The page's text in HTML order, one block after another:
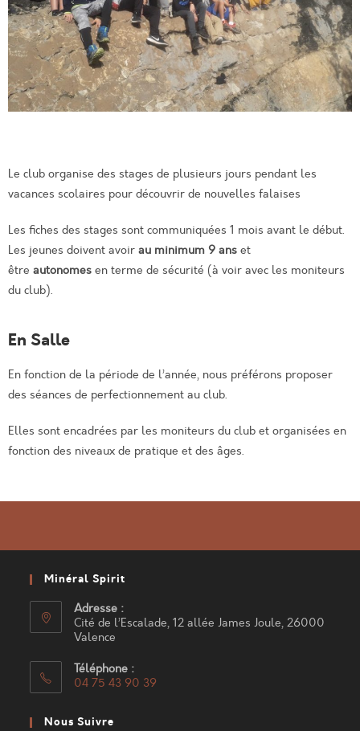
Le club organise des stages de plusieurs jours pendant les
vacances scolaires pour découvrir de nouvelles falaises
Les fiches des stages sont communiquées 1 mois avant le début.
Les jeunes doivent avoir au minimum 9 ans et
être autonomes en terme de sécurité (à voir avec les moniteurs
du club).
En Salle
En fonction de la période de l’année, nous préférons proposer
des séances de perfectionnement au club.
Elles sont encadrées par les moniteurs du club et organisées en
fonction des niveaux de pratique et des âges.
Minéral Spirit
Adresse :
Cité de l’Escalade, 12 allée James Joule, 26000
Valence
Téléphone :
04 75 43 90 39
Nous Suivre